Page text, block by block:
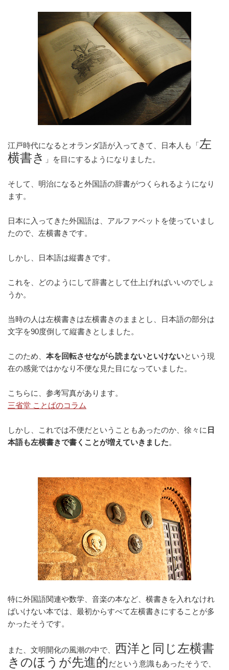
江戸時代になるとオランダ語が入ってきて、日本人も「左
横書き
」を目にするようになりました。
そして、明治になると外国語の辞書がつくられるようになり
ます。
日本に入ってきた外国語は、アルファベットを使っていまし
たので、左横書きです。
しかし、日本語は縦書きです。
これを、どのようにして辞書として仕上げればいいのでしょ
うか。
当時の人は左横書きは左横書きのままとし、日本語の部分は
文字を90度倒して縦書きとしました。
このため、 本を回転させながら読まないといけないという現
在の感覚ではかなり不便な見た目になっていました。
こちらに、参考写真があります。
三省堂 ことばのコラム
しかし、これでは不便だということもあったのか、徐々に 日
本語も左横書きで書くことが増えていきました。
特に外国語関連や数学、音楽の本など、横書きを入れなけれ
ばいけない本では、最初からすべて左横書きにすることが多
かったそうです。
また、文明開化の風潮の中で、 西洋と同じ左横書
きのほうが先進的だという意識もあったそうで、